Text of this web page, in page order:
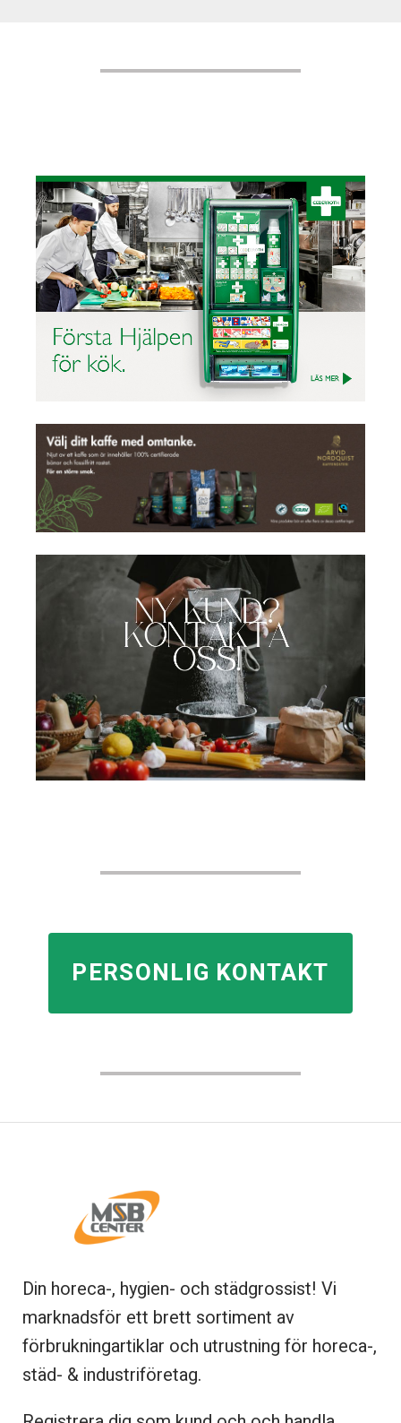
PERSONLIG KONTAKT
Din horeca-, hygien- och städgrossist! Vi
marknadsför ett brett sortiment av
förbrukningartiklar och utrustning för horeca-,
städ- & industriföretag.